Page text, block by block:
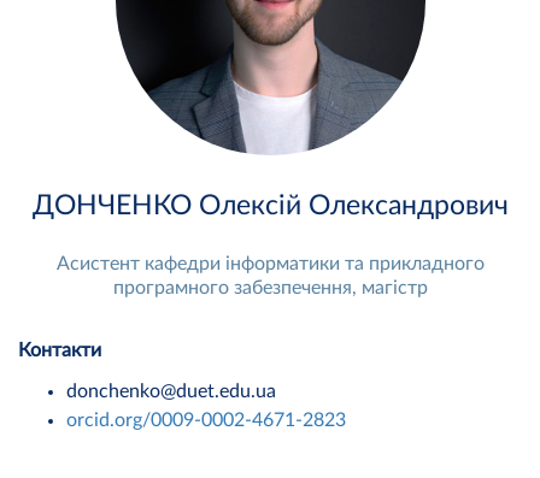
ДОНЧЕНКО Олексій Олександрович
Асистент кафедри інформатики та прикладного
програмного забезпечення, магістр
Контакти
donchenko@duet.edu.ua
orcid.org/0009-0002-4671-2823